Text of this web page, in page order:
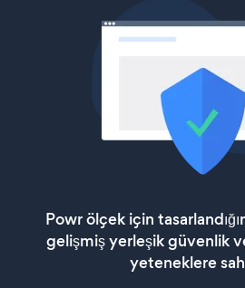
Powr ölçek için
gelişmiş yerleşik güvenlik
yeteneklere